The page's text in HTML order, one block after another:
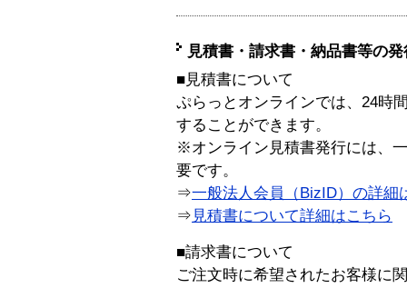
見積書・請求書・納品書等の
■見積書について
ぷらっとオンラインでは、24時
することができます。
※オンライン見積書発行には、
要です。
⇒一般法人会員（BizID）の詳細
⇒ 見積書について詳細はこちら
■請求書について
ご注文時に希望されたお客様に